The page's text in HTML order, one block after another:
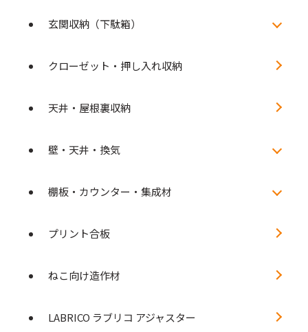
玄関収納（下駄箱）
クローゼット・押し入れ収納
天井・屋根裏収納
壁・天井・換気
棚板・カウンター・集成材
プリント合板
ねこ向け造作材
LABRICO ラブリコ アジャスター